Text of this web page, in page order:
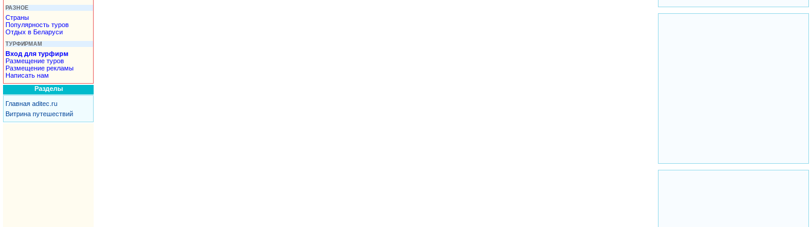
РАЗНОЕ
Страны
Популярность туров
Отдых в Беларуси
ТУРФИРМАМ
Вход для турфирм
Размещение туров
Размещение рекламы
Написать нам
Разделы
Главная aditec.ru
Витрина путешествий